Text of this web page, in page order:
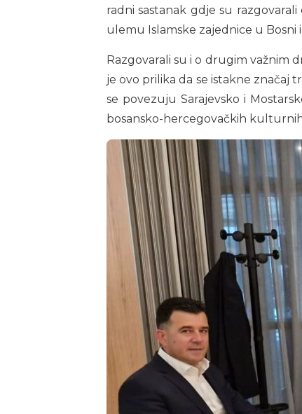
radni sastanak gdje su
ulemu Islamske zajednice u Bosni
Razgovarali su i o drugim važnim
je ovo prilika da se istakne značaj
se povezuju Sarajevsko i
bosansko-hercegovačkih